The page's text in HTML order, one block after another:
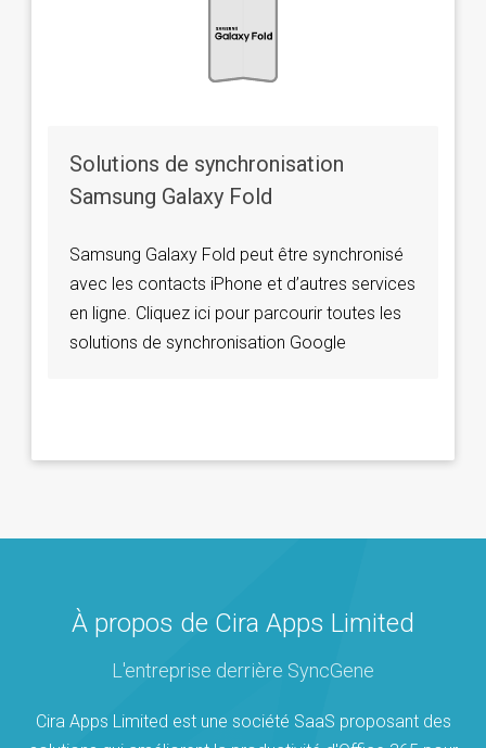
Solutions de synchronisation
Samsung Galaxy Fold
Samsung Galaxy Fold peut être synchronisé
avec les contacts iPhone et d’autres services
en ligne. Cliquez ici pour parcourir toutes les
solutions de synchronisation Google
À propos de Cira Apps Limited
L'entreprise derrière SyncGene
Cira Apps Limited est une société SaaS proposant des